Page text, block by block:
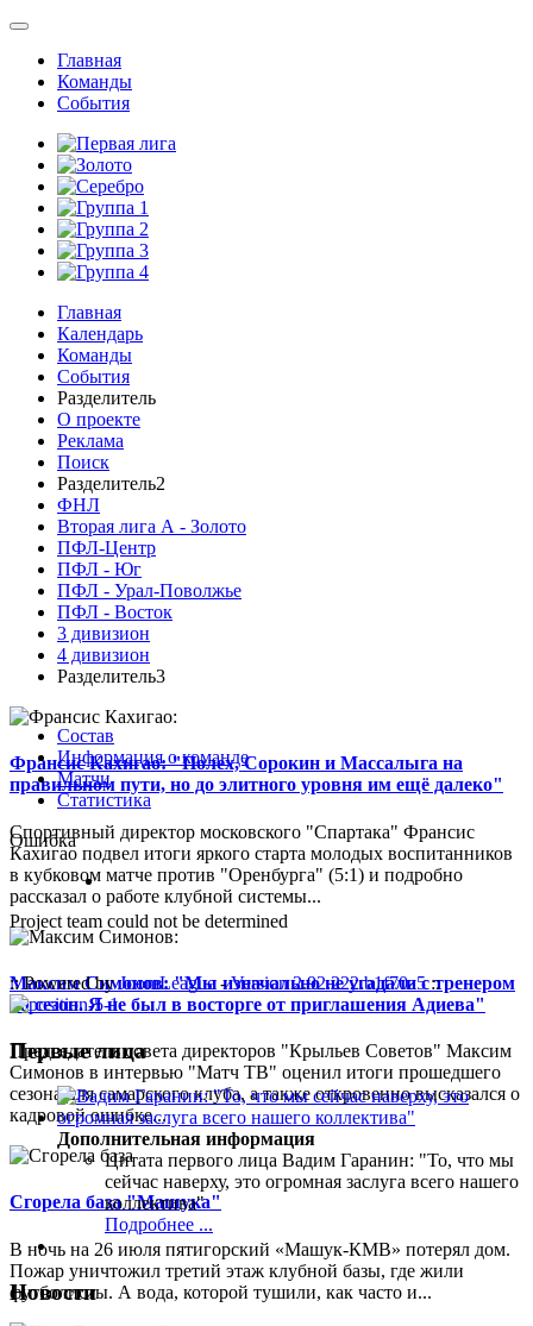
Главная
Команды
События
Главная
Календарь
Команды
События
Разделитель
О проекте
Реклама
Поиск
Разделитель2
ФНЛ
Вторая лига А - Золото
ПФЛ-Центр
ПФЛ - Юг
ПФЛ - Урал-Поволжье
ПФЛ - Восток
3 дивизион
4 дивизион
Разделитель3
Франсис Кахигао: "Полех, Сорокин и Массалыга на
правильном пути, но до элитного уровня им ещё далеко"
Спортивный директор московского "Спартака" Франсис
Кахигао подвел итоги яркого старта молодых воспитанников
в кубковом матче против "Оренбурга" (5:1) и подробно
рассказал о работе клубной системы...
Максим Симонов: "Мы изначально не угадали с тренером
на сезон. Я не был в восторге от приглашения Адиева"
Председатель совета директоров "Крыльев Советов" Максим
Симонов в интервью "Матч ТВ" оценил итоги прошедшего
сезона для самарского клуба, а также откровенно высказался о
кадровой ошибке...
Сгорела база "Машука"
В ночь на 26 июля пятигорский «Машук-КМВ» потерял дом.
Пожар уничтожил третий этаж клубной базы, где жили
футболисты. А вода, которой тушили, как часто и...
Состав
Информация о команде
Матчи
Статистика
Ошибка
Project team could not be determined
:: Powered byJoomLeague-Version 2.92.222.b1f70a5::
Первые лица
Дополнительная информация
Цитата первого лица Вадим Гаранин: "То, что мы
сейчас наверху, это огромная заслуга всего нашего
коллектива"
Подробнее ...
Новости